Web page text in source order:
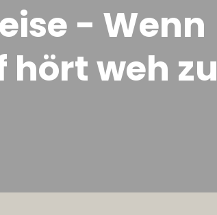
- Wenn
hört weh zu